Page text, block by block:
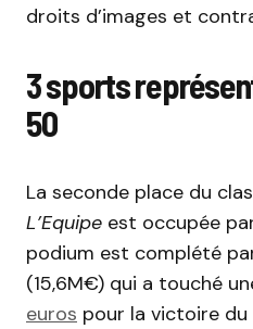
droits d’images et
3 sports
50
La seconde place du
L’Equipe est occupée
podium est complété
(15,6M€) qui a touché
euros pour la victoire du